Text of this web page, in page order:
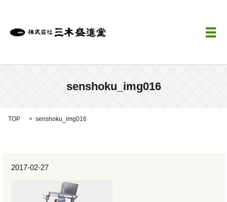
メ
senshoku_img016
TOP senshoku_img016
2017-02-27